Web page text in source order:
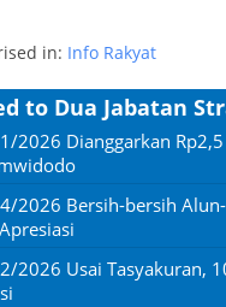
in: Info Rakyat
to Dua Jabatan
2026 Dianggarkan
2026 Bersih-bersih
2026 Usai Tasyakuran,